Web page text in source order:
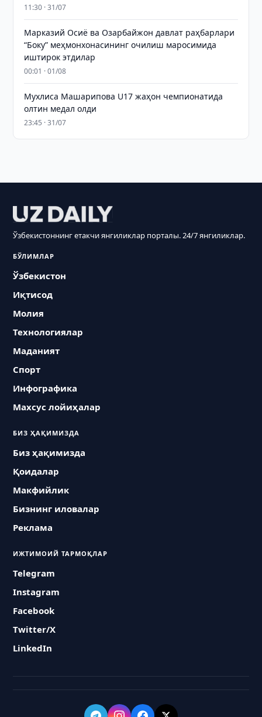
11:30 · 31/07
Марказий Осиё ва Озарбайжон давлат раҳбарлари
“Боку” меҳмонхонасининг очилиш маросимида
иштирок этдилар
00:01 · 01/08
Мухлиса Машарипова U17 жаҳон чемпионатида
олтин медал олди
23:45 · 31/07
Ўзбекистоннинг етакчи янгиликлар порталы. 24/7 янгиликлар.
БЎЛИМЛАР
Ўзбекистон
Иқтисод
Молия
Технологиялар
Маданият
Спорт
Инфографика
Махсус лойиҳалар
БИЗ ҲАҚИМИЗДА
Биз ҳақимизда
Қоидалар
Макфийлик
Бизнинг иловалар
Реклама
ИЖТИМОИЙ ТАРМОҚЛАР
Telegram
Instagram
Facebook
Twitter/X
LinkedIn